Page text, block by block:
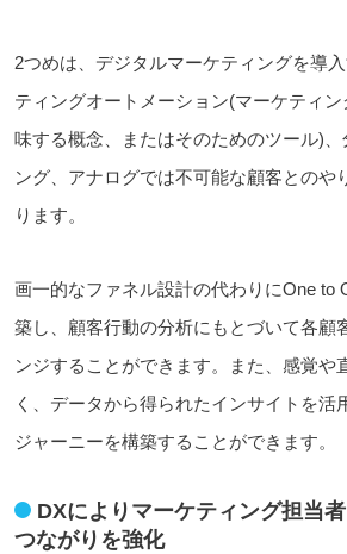
2つめは、デジタルマーケティングを導
ティングオートメーション(マーケティ
味する概念、またはそのためのツール)
ング、アナログでは不可能な顧客とのや
ります。
画一的なファネル設計の代わりにOne to
築し、顧客行動の分析にもとづいて各顧
ンジすることができます。また、感覚や
く、データから得られたインサイトを活
ジャーニーを構築することができます。
DXによりマーケティング担当
つながりを強化